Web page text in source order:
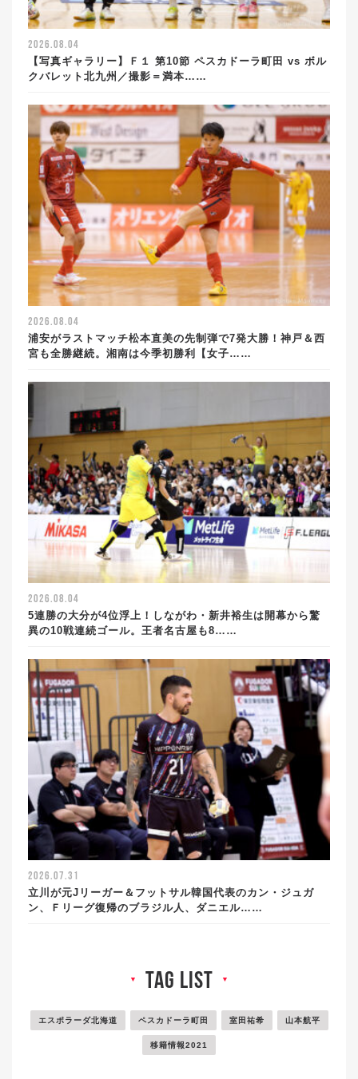
2026.08.04
【写真ギャラリー】Ｆ１ 第10節 ペスカドーラ町田 vs ボル
クバレット北九州／撮影＝満本……
2026.08.04
浦安がラストマッチ松本直美の先制弾で7発大勝！神戸＆西
宮も全勝継続。湘南は今季初勝利【女子……
2026.08.04
5連勝の大分が4位浮上！しながわ・新井裕生は開幕から驚
異の10戦連続ゴール。王者名古屋も8……
2026.07.31
立川が元Jリーガー＆フットサル韓国代表のカン・ジュガ
ン、Ｆリーグ復帰のブラジル人、ダニエル……
▼ tag list ▼
エスポラーダ北海道 ペスカドーラ町田 室田祐希 山本航平
移籍情報2021